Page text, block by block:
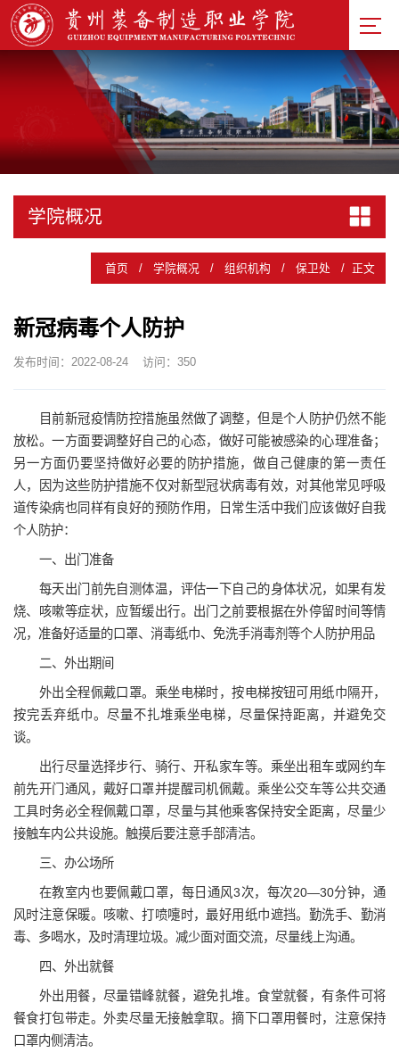
学院概况
首页 / 学院概况 / 组织机构 / 保卫处 / 正文
新冠病毒个人防护
发布时间：2022-08-24 访问： 350
目前新冠疫情防控措施虽然做了调整，但是个人防护仍然不能
放松。一方面要调整好自己的心态，做好可能被感染的心理准备；
另一方面仍要坚持做好必要的防护措施，做自己健康的第一责任
人，因为这些防护措施不仅对新型冠状病毒有效，对其他常见呼吸
道传染病也同样有良好的预防作用，日常生活中我们应该做好自我
个人防护：
一、出门准备
每天出门前先自测体温，评估一下自己的身体状况，如果有发
烧、咳嗽等症状，应暂缓出行。出门之前要根据在外停留时间等情
况，准备好适量的口罩、消毒纸巾、免洗手消毒剂等个人防护用品
二、外出期间
外出全程佩戴口罩。乘坐电梯时，按电梯按钮可用纸巾隔开，
按完丢弃纸巾。尽量不扎堆乘坐电梯，尽量保持距离，并避免交
谈。
出行尽量选择步行、骑行、开私家车等。乘坐出租车或网约车
前先开门通风，戴好口罩并提醒司机佩戴。乘坐公交车等公共交通
工具时务必全程佩戴口罩，尽量与其他乘客保持安全距离，尽量少
接触车内公共设施。触摸后要注意手部清洁。
三、办公场所
在教室内也要佩戴口罩，每日通风3次，每次20—30分钟，通
风时注意保暖。咳嗽、打喷嚏时，最好用纸巾遮挡。勤洗手、勤消
毒、多喝水，及时清理垃圾。减少面对面交流，尽量线上沟通。
四、外出就餐
外出用餐，尽量错峰就餐，避免扎堆。食堂就餐，有条件可将
餐食打包带走。外卖尽量无接触拿取。摘下口罩用餐时，注意保持
口罩内侧清洁。